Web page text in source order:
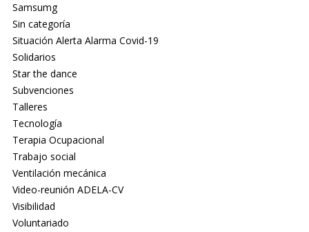
Samsumg
Sin categoría
Situación Alerta Alarma Covid-19
Solidarios
Star the dance
Subvenciones
Talleres
Tecnología
Terapia Ocupacional
Trabajo social
Ventilación mecánica
Video-reunión ADELA-CV
Visibilidad
Voluntariado